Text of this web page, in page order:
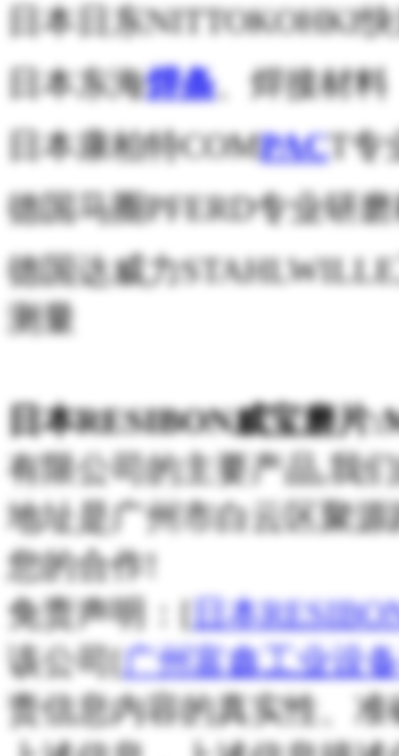
日本日东NITTOKOHKI
日本东海焊条、焊接材料
日本康柏特COMPACT
德国马圈PFERD专业研
德国达威力
测量
日本RESIBON威宝磨片
有限公司的主要产品,我
地址是广州市白云区聚
您的合作!
免责声明：[日本
该公司[广州富鑫工业设
责信息内容的真实性、